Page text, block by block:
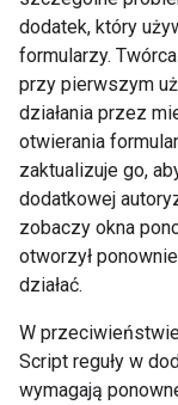
dodatek, który
formularzy.
przy pierwszym
działania przez
otwierania
zaktualizuje go,
dodatkowej
zobaczy okna
otworzył
działać.
W
Script reguły w
wymagają